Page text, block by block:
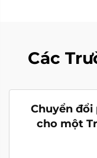
Các
Chuyển
cho một